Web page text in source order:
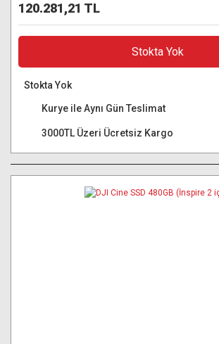
120.281,21 TL
Stokta Yok
Stokta Yok
Kurye ile Aynı Gün Teslimat
3000TL Üzeri Ücretsiz Kargo